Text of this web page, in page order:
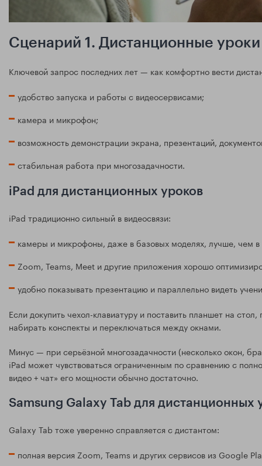
Сценарий 1. Дистанционные уроки
Ключевой запрос последних лет — как комфортно вести
удобство запуска и работы с видеосервисами;
камера и микрофон;
возможность демонстрации экрана, презентаций,
стабильная работа при многозадачности.
iPad для дистанционных уроков
iPad традиционно сильный в видеосвязи:
камеры и микрофоны, даже в базовых моделях, лучше, чем в
Zoom, Teams, Meet и другие приложения хорошо
удобно показывать презентацию и параллельно видеть
Если докупить чехол-клавиатуру и поставить планшет на
набирать конспекты и переключаться между окнами.
Минус — при серьёзной многозадачности (несколько окон,
iPad может чувствоваться ограниченным по сравнению с
видео + чат» его мощности обычно достаточно.
Samsung Galaxy Tab для дистанционных
Galaxy Tab тоже уверенно справляется с дистантом:
полная версия Zoom, Teams и других сервисов из Google